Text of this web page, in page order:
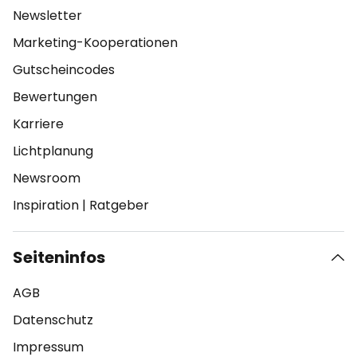
Newsletter
Marketing-Kooperationen
Gutscheincodes
Bewertungen
Karriere
Lichtplanung
Newsroom
Inspiration | Ratgeber
Seiteninfos
AGB
Datenschutz
Impressum